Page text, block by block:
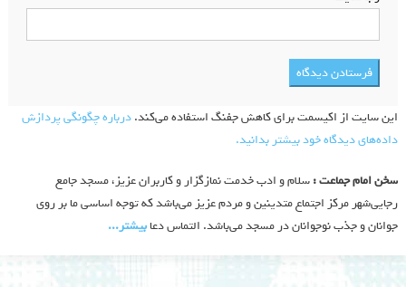
این سایت از اکیسمت برای کاهش جفنگ استفاده می‌کند.درباره چگونگی پردازش
داده‌های دیدگاه خود بیشتر بدانید.
سخن امام جماعت :سلام و ادب خدمت نمازگزار و کاربران عزیز، مسجد جامع
رجایی‌شهر مرکز اجتماع متدینین و مردم عزیز می‌باشد که توجه اساسی ما بر روی
جوانان و جذب نوجوانان در مسجد می‌باشد. التماس دعابیشتر‫...‬